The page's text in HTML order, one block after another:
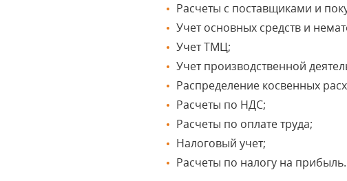
Расчеты с поставщиками и
Учет основных средств и
Учет ТМЦ;
Учет производственной
Распределение косвенных
Расчеты по НДС;
Расчеты по оплате труда;
Налоговый учет;
Расчеты по налогу на прибыль.